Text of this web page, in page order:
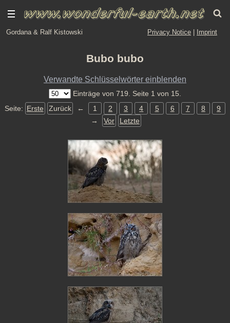
Gordana & Ralf Kistowski Privacy Notice Imprint
Bubo bubo
Verwandte Schlüsselwörter einblenden
Einträge von 719. Seite 1 von 15.
Seite: Erste Zurück ← 1 2 3 4 5 6 7 8
9
→
Vor Letzte